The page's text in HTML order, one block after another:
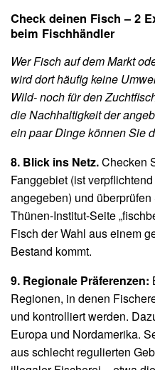
Check deinen Fisch – 2
beim Fischhändler
Wer Fisch auf dem Markt
wird dort häufig keine
Wild- noch für den
die Nachhaltigkeit der
ein paar Dinge können Sie
8. Blick ins Netz.Checken
Fanggebiet (ist
angegeben) und
Thünen-Institut-Seite
Fisch der Wahl aus einem
Bestand kommt.
9. Regionale Präferenzen:
Regionen, in denen
und kontrolliert werden.
Europa und Nordamerika.
aus schlecht regulierten